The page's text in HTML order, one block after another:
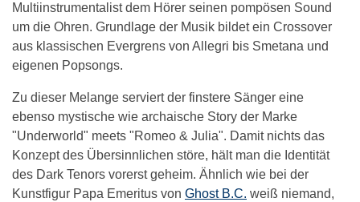
Multiinstrumentalist dem Hörer seinen pompösen Sound
um die Ohren. Grundlage der Musik bildet ein Crossover
aus klassischen Evergrens von Allegri bis Smetana und
eigenen Popsongs.
Zu dieser Melange serviert der finstere Sänger eine
ebenso mystische wie archaische Story der Marke
"Underworld" meets "Romeo & Julia". Damit nichts das
Konzept des Übersinnlichen störe, hält man die Identität
des Dark Tenors vorerst geheim. Ähnlich wie bei der
Kunstfigur Papa Emeritus von Ghost B.C. weiß niemand,